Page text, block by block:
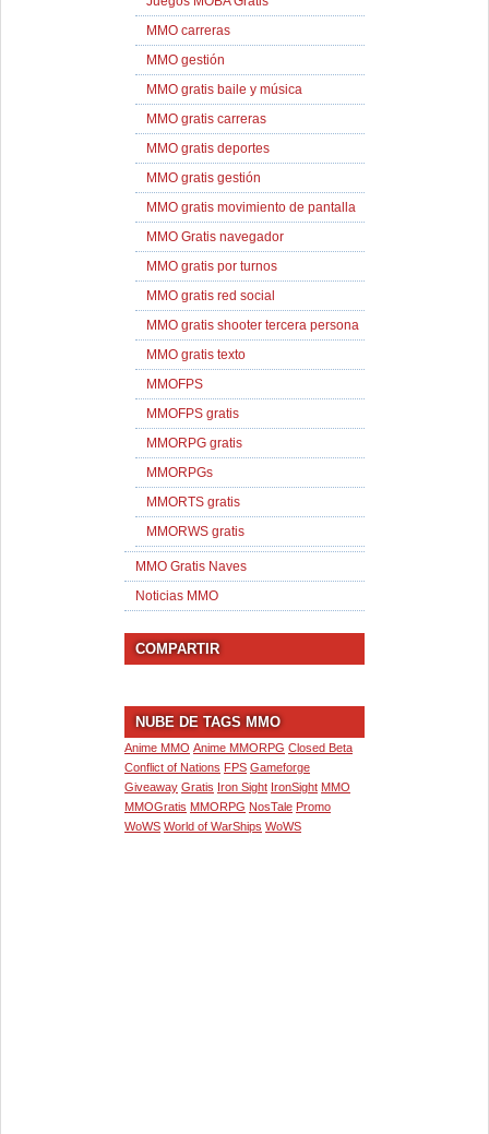
MMO carreras
MMO gestión
MMO gratis baile y música
MMO gratis carreras
MMO gratis deportes
MMO gratis gestión
MMO gratis movimiento de pantalla
MMO Gratis navegador
MMO gratis por turnos
MMO gratis red social
MMO gratis shooter tercera persona
MMO gratis texto
MMOFPS
MMOFPS gratis
MMORPG gratis
MMORPGs
MMORTS gratis
MMORWS gratis
MMO Gratis Naves
Noticias MMO
COMPARTIR
NUBE DE TAGS MMO
Anime MMO Anime MMORPG Closed Beta
Conflict of Nations FPS Gameforge
Giveaway Gratis Iron Sight IronSight MMO
MMOGratis MMORPG NosTale Promo
WoWS World of WarShips WoWS